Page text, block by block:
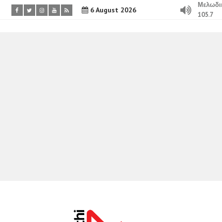
6 August 2026
105.7